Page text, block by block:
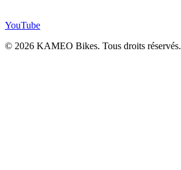
YouTube
© 2026 KAMEO Bikes. Tous droits réservés.